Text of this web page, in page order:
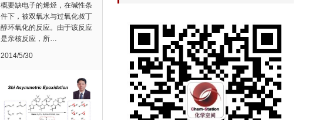
概要缺电子的烯烃，在碱性条
件下，被双氧水与过氧化叔丁
醇环氧化的反应。由于该反应
是亲核反应，所…
2014/5/30